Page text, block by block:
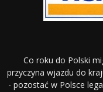
Co roku do Polski
przyczyna wjazdu do
- pozostać w Polsce